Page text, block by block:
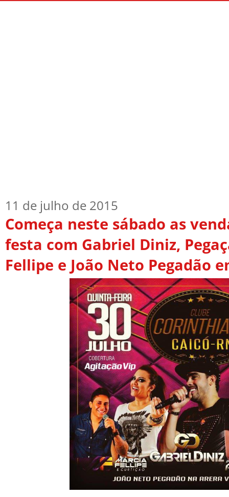
11 de julho de 2015
Começa neste sábado as
festa com Gabriel Diniz,
Fellipe e João Neto Pegadão